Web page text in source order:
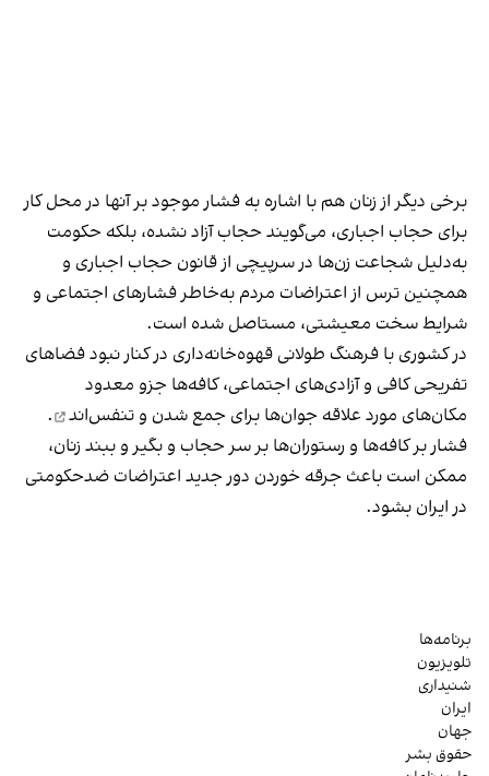
برخی دیگر از زنان هم با اشاره به فشار موجود بر آنها در محل کار
برای حجاب اجباری، می‌گویند حجاب آزاد نشده، بلکه حکومت
به‌دلیل شجاعت زن‌ها در سرپیچی از قانون حجاب اجباری و
همچنین ترس از اعتراضات مردم به‌خاطر فشارهای اجتماعی و
شرایط سخت معیشتی، مستاصل شده است.
در کشوری با فرهنگ طولانی قهوه‌‌خانه‌داری در کنار نبود فضاهای
تفریحی کافی و آزادی‌های اجتماعی، کافه‌ها جزو معدود
مکان‌های مورد علاقه جوان‌ها برای جمع شدن و تنفس‌اند
.
فشار بر کافه‌ها و رستوران‌ها بر سر حجاب و بگیر و ببند زنان،
ممکن است باعث جرقه خوردن دور جدید اعتراضات ضدحکومتی
در ایران بشود.
برنامه‌ها
تلویزیون
شنیداری
ایران
جهان
حقوق بشر